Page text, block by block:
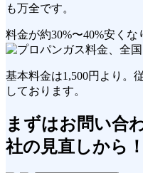
も万全です。
料金が約30%〜40%安くな
基本料金は1,500円 より。
しております。
まずはお問い合
社の見直しから！